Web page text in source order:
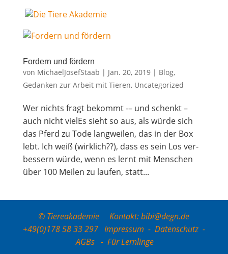
For­dern und fördern
von MichaelJosefStaab | Jan. 20, 2019| Blog,
Gedanken zur Arbeit mit Tieren, Uncategorized
Wer nichts fragt bekommt -– und schenkt –
auch nicht vie­lEs sieht so aus, als wür­de sich
das Pferd zu Tode lang­wei­len, das in der Box
lebt. Ich weiß (wirk­lich??), dass es sein Los ver­
bes­sern wür­de, wenn es lernt mit Men­schen
über 100 Mei­len zu lau­fen, statt...
© Tiereakademie Kontakt: bibi@degn.de
+49(0)178 58 33 297 Impressum - Datenschutz-
AGBs -Für Lernlinge